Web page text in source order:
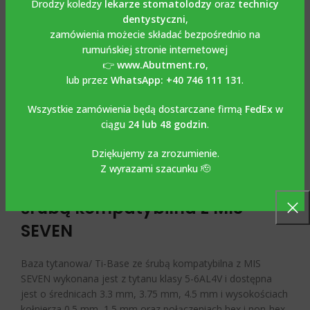
Drodzy koledzy lekarze stomatolodzy oraz technicy
dentystyczni,
zamówienia możecie składać bezpośrednio na
rumuńskiej stronie internetowej
👉 www.Abutment.ro,
lub przez WhatsApp: +40 746 111 131.
Wszystkie zamówienia będą dostarczane firmą FedExw
ciągu 24 lub 48 godzin.
Dziękujemy za zrozumienie.
Z wyrazami szacunku 🫡
Baza tytanowa/ Ti-Base ze
śrubą kompatybilna z MIS
śrubą kompatybilna z MIS
SEVEN
Baza tytanowa/ Ti-Base ze śrubą kompatybilna z MIS
SEVEN wykonana jest z tytanu klasy 5-6AL4V i dostępna
jest o średnicach 3.3 mm, 3.75 mm, 4.5 mm i wysokościach